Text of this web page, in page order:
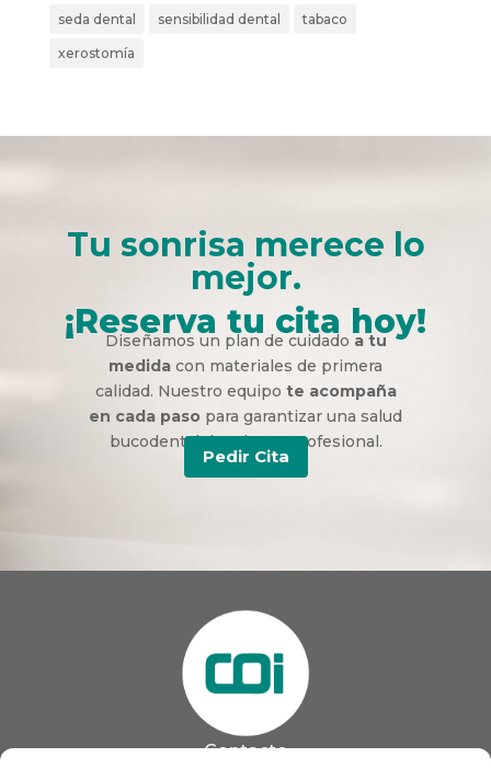
seda dental sensibilidad dental tabaco
xerostomía
Tu sonrisa merece lo
mejor.
¡Reserva tu cita hoy!
Diseñamos un plan de cuidado a tu
medida con materiales de primera
calidad. Nuestro equipo te acompaña
en cada paso para garantizar una salud
bucodental duradera y profesional.
Pedir Cita
Contacto